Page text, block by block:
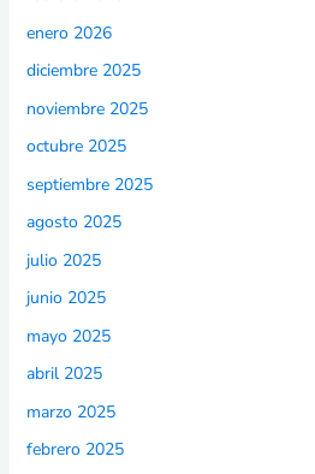
enero 2026
diciembre 2025
noviembre 2025
octubre 2025
septiembre 2025
agosto 2025
julio 2025
junio 2025
mayo 2025
abril 2025
marzo 2025
febrero 2025